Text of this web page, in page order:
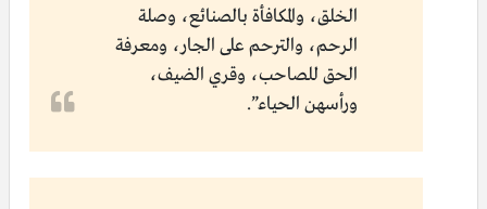
الخلق، والمكافأة بالصنائع، وصلة
الرحم، والترحم على الجار، ومعرفة
الحق للصاحب، وقري الضيف،
ورأسهن الحياء”.